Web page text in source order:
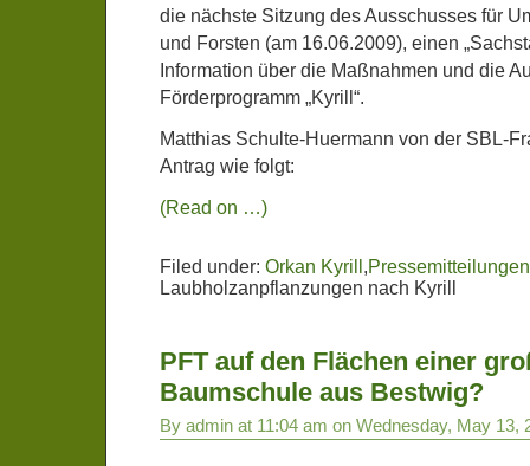
die nächste Sitzung des Ausschusses für
und Forsten (am 16.06.2009), einen
Information über die Maßnahmen und die
Förderprogramm „Kyrill“.
Matthias Schulte-Huermann von der SBL-
Antrag wie folgt:
(Read on …)
Filed under: Orkan Kyrill ,Pressemitteilungen
Laubholzanpflanzungen nach Kyrill
PFT auf den Flächen einer
Baumschule aus Bestwig?
By admin at 11:04 am on Wednesday, May 13,